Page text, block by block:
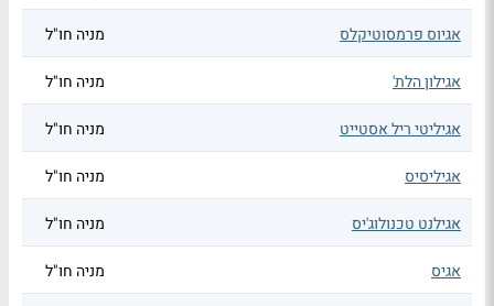
אגיוס פרמסוטיקלס מניה חו"ל
אגילון הלת' מניה חו"ל
אגיליטי ריל אסטייט מניה חו"ל
אגיליסיס מניה חו"ל
אגילנט טכנולוג'יס מניה חו"ל
אגיס מניה חו"ל